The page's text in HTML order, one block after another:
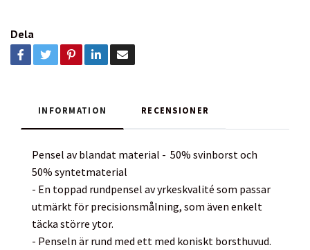
Dela
INFORMATION RECENSIONER
Pensel av blandat material - 50% svinborst och
50% syntetmaterial
- En toppad rundpensel av yrkeskvalité som passar
utmärkt för precisionsmålning, som även enkelt
täcka större ytor.
- Penseln är rund med ett med koniskt borsthuvud.